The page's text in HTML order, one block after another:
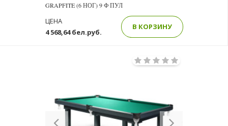
GRAPFITE (6 НОГ) 9 Ф ПУЛ
4 568,64 бел.руб.
ЦЕНА
В КОРЗИНУ
Previous